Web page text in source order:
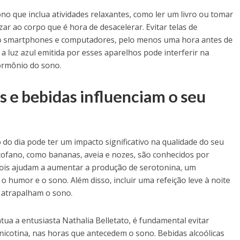
que inclua atividades relaxantes, como ler um livro ou tomar
ao corpo que é hora de desacelerar. Evitar telas de
e computadores, pelo menos uma hora antes de
luz azul emitida por esses aparelhos pode interferir na
do sono.
e bebidas influenciam o seu
dia pode ter um impacto significativo na qualidade do seu
como bananas, aveia e nozes, são conhecidos por
ajudam a aumentar a produção de serotonina, um
humor e o sono. Além disso, incluir uma refeição leve à noite
o sono.
a entusiasta Nathalia Belletato, é fundamental evitar
nas horas que antecedem o sono. Bebidas alcoólicas